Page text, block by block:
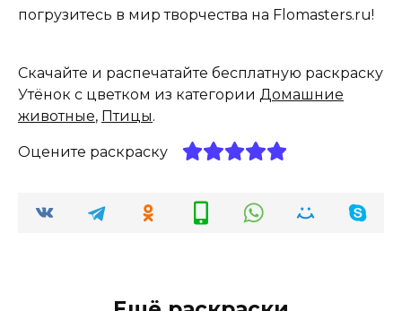
погрузитесь в мир творчества на Flomasters.ru!
Скачайте и распечатайте бесплатную раскраску
Утёнок с цветком из категории Домашние
животные, Птицы.
Оцените раскраску